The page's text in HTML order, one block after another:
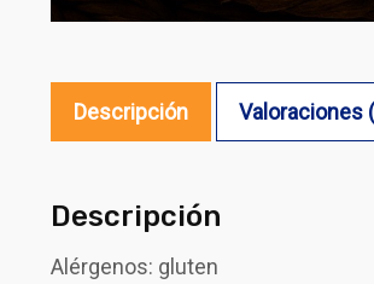
Descripción Valoraciones
Descripción
Alérgenos: gluten